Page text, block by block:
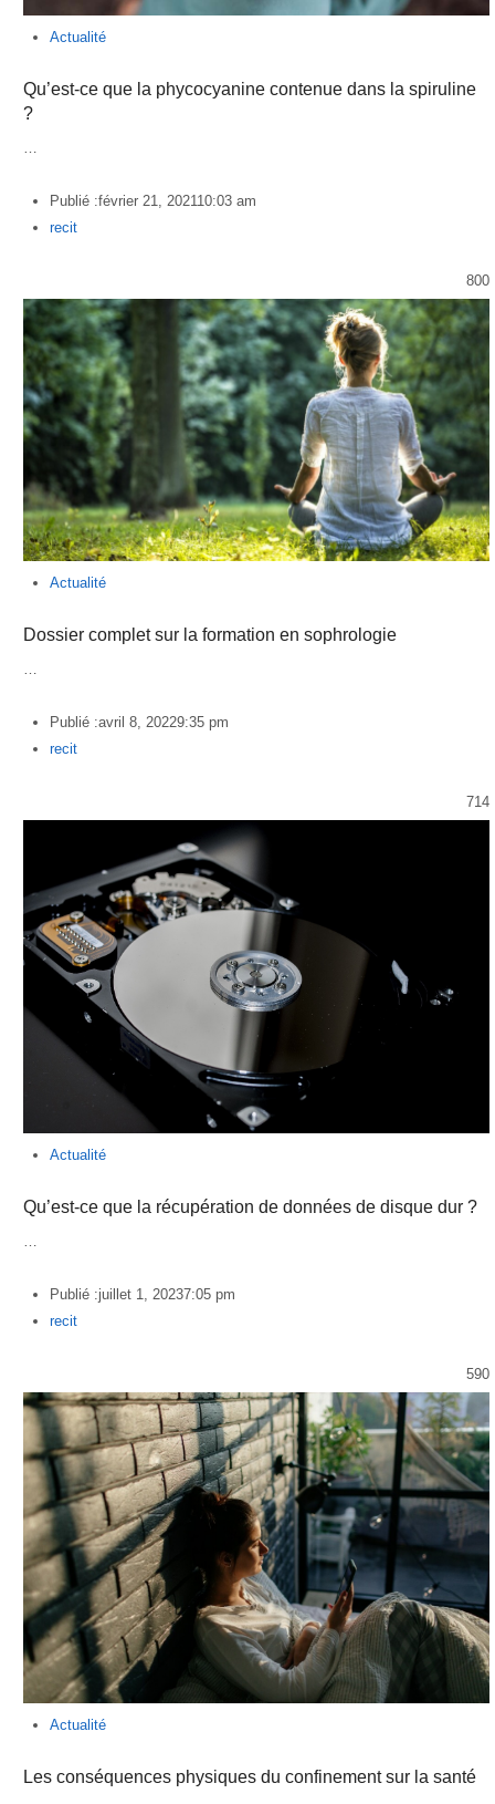
Actualité
Qu’est-ce que la phycocyanine contenue dans la spiruline
?
Publié :février 21, 202110:03 am
Author
recit
800
Actualité
Dossier complet sur la formation en sophrologie
…
Publié :avril 8, 20229:35 pm
Author
recit
714
Actualité
Qu’est-ce que la récupération de données de disque dur ?
Publié :juillet 1, 20237:05 pm
Author
recit
590
Actualité
Les conséquences physiques du confinement sur la santé